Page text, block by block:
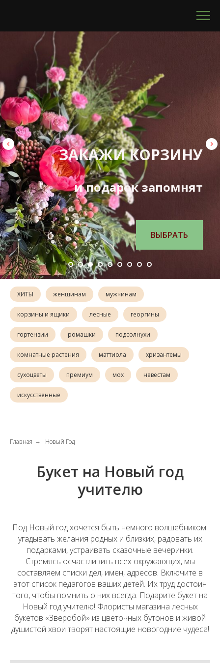
ЗАКАЖИ КОРЗИНУ
и подарок запомнят
ВЫБРАТЬ
ХИТЫ женщинам мужчинам
корзины и ящики лесные георгины
гортензии ромашки подсолнухи
комнатные растения маттиола хризантемы
сухоцветы премиум мох невестам
искусственные
Главная → Новый Год
Букет на Новый год
учителю
Под Новый год хочется быть немного волшебником:
угадывать желания родных и близких, радовать их
подарками, устраивать сказочные вечеринки.
Стремясь осчастливить всех окружающих, мы
составляем списки дел, имен, адресов. Включите в
этот список педагогов ваших детей. Их труд достоин
того, чтобы помнить о них всегда. Подарите букет на
Новый год учителю! Флористы магазина лесных
букетов «Зверобой» из цветочных бутонов и живой
душистой хвои творят настоящие новогодние чудеса!